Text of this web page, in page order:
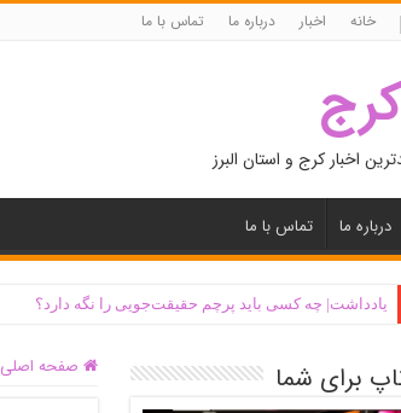
خانه اخبار درباره ما تماس با ما
اخبار کرج و استان البرز
درباره ما تماس با ما
یادداشت| ‌چه کسی باید پرچم حقیقت‌جویی را نگه دارد؟
صفحه اصلی برای شما